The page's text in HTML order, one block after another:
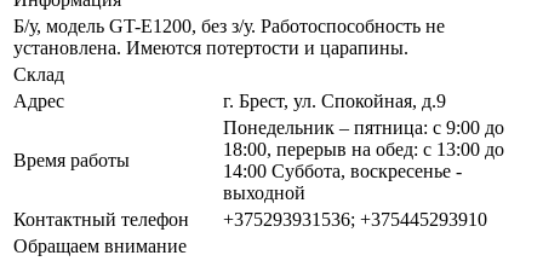
Б/у, модель GT-E1200, без з/у. Работоспособность не
установлена. Имеются потертости и царапины.
Склад
Адрес
г. Брест, ул. Спокойная, д.9
Время работы
Понедельник – пятница: с 9:00 до
18:00, перерыв на обед: с 13:00 до
14:00 Суббота, воскресенье -
выходной
Контактный телефон
+375293931536; +375445293910
Обращаем внимание